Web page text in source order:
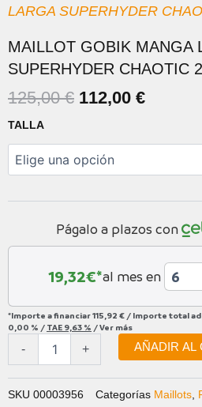
LARGA SUPERHYDER
MAILLOT GOBIK MANGA
SUPERHYDER CHAOTIC
125,00€ EL
ERA:
125,00 €.
112,00 €EL
112,00
TALLA
Págalo a plazos con
19,32€*al mes en
*Importe a financiar115,92 € / Importe total
0,00 % / TAE 9,63 % /Ver más
-
MAILLOT
LARGA
CHAOTIC
+ AÑADIR AL
SKU 00003956 Categorías Maillots,